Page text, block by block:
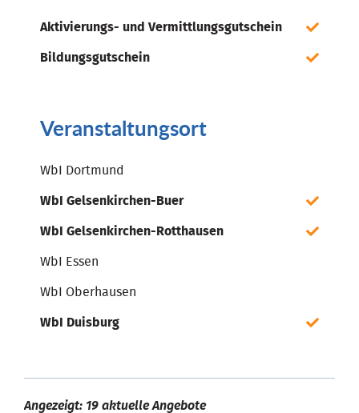
Aktivierungs- und Vermittlungsgutschein
Bildungsgutschein
Veranstaltungsort
WbI Dortmund
WbI Gelsenkirchen-Buer
WbI Gelsenkirchen-Rotthausen
WbI Essen
WbI Oberhausen
WbI Duisburg
Angezeigt: 19 aktuelle Angebote